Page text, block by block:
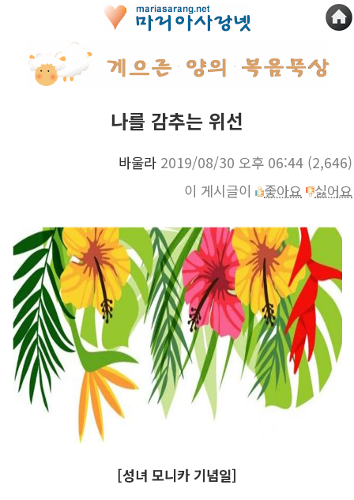
나를 감추는 위선
바울라 2019/08/30 오후 06:44 (2,646)
이 게시글이
좋아요 싫어요
[성녀 모니카 기념일]